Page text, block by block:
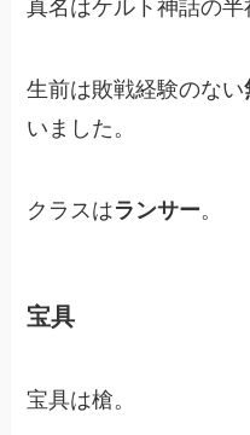
真名はケルト神話の半
生前は敗戦経験のない
いました。
クラスはランサー。
宝具
宝具は槍。